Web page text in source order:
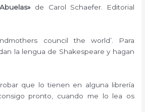
de Carol Schaefer. Editorial
council the world’. Para
la lengua de Shakespeare y hagan
que lo tienen en alguna librería
pronto, cuando me lo lea os